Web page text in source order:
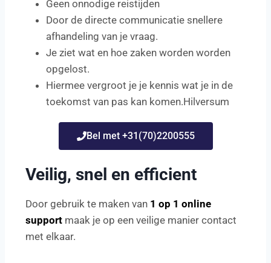
Geen onnodige reistijden
Door de directe communicatie snellere
afhandeling van je vraag.
Je ziet wat en hoe zaken worden worden
opgelost.
Hiermee vergroot je je kennis wat je in de
toekomst van pas kan komen.Hilversum
Bel met +31(70)2200555
Veilig, snel en efficient
Door gebruik te maken van 1 op 1 online
support maak je op een veilige manier contact
met elkaar.